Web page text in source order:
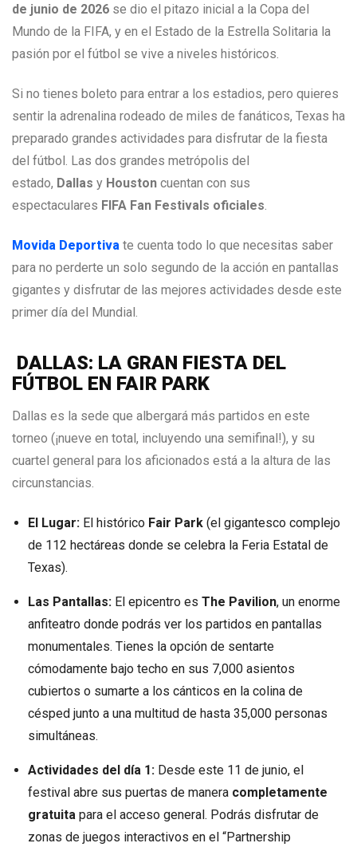
de junio de 2026 se dio el pitazo inicial a la Copa del
Mundo de la FIFA, y en el Estado de la Estrella Solitaria la
pasión por el fútbol se vive a niveles históricos.
Si no tienes boleto para entrar a los estadios, pero quieres
sentir la adrenalina rodeado de miles de fanáticos, Texas ha
preparado grandes actividades para disfrutar de la fiesta
del fútbol. Las dos grandes metrópolis del
estado, Dallas y Houston cuentan con sus
espectaculares FIFA Fan Festivals oficiales.
Movida Deportiva te cuenta todo lo que necesitas saber
para no perderte un solo segundo de la acción en pantallas
gigantes y disfrutar de las mejores actividades desde este
primer día del Mundial.
DALLAS: LA GRAN FIESTA DEL
FÚTBOL EN FAIR PARK
Dallas es la sede que albergará más partidos en este
torneo (¡nueve en total, incluyendo una semifinal!), y su
cuartel general para los aficionados está a la altura de las
circunstancias.
El Lugar: El histórico Fair Park (el gigantesco complejo
de 112 hectáreas donde se celebra la Feria Estatal de
Texas).
Las Pantallas: El epicentro es The Pavilion, un enorme
anfiteatro donde podrás ver los partidos en pantallas
monumentales. Tienes la opción de sentarte
cómodamente bajo techo en sus 7,000 asientos
cubiertos o sumarte a los cánticos en la colina de
césped junto a una multitud de hasta 35,000 personas
simultáneas.
Actividades del día 1: Desde este 11 de junio, el
festival abre sus puertas de manera completamente
gratuita para el acceso general. Podrás disfrutar de
zonas de juegos interactivos en el “Partnership